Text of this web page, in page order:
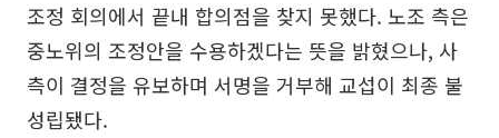
조정 회의에서 끝내 합의점을 찾지 못했다. 노조 측은
중노위의 조정안을 수용하겠다는 뜻을 밝혔으나, 사
측이 결정을 유보하며 서명을 거부해 교섭이 최종 불
성립됐다.